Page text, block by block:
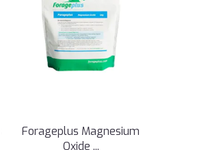
Forageplus Magnesium
Oxide ...